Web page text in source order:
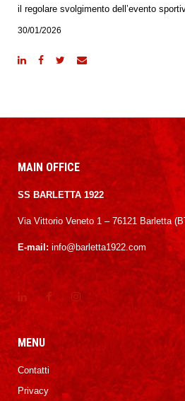
il regolare svolgimento dell’evento
30/01/2026
MAIN OFFICE
SS BARLETTA 1922
Via Vittorio Veneto 1 – 76121 Barletta
E-mail: info@barletta1922.com
MENU
Contatti
Privacy